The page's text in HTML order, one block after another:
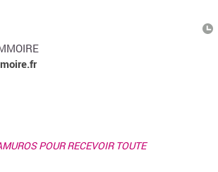
POUR RECEVOIR TOUTE